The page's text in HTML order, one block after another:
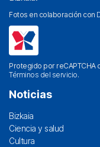
Fotos en colaboración con
Protegido por reCAPTCHA
Términos del servicio.
Noticias
Bizkaia
Ciencia y salud
Cultura